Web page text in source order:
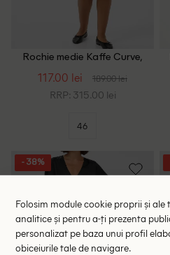
Rochie medie Kaffe Curve,
117.00 lei 189.00 lei
RRP: 315.00 lei
46
- 38%
Folosim module cookie proprii și
analitice și pentru a-ți prezenta
personalizat pe baza unui profil
obiceiurile tale de navigare.